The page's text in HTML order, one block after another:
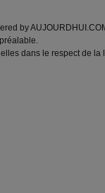
by
dans le respect de